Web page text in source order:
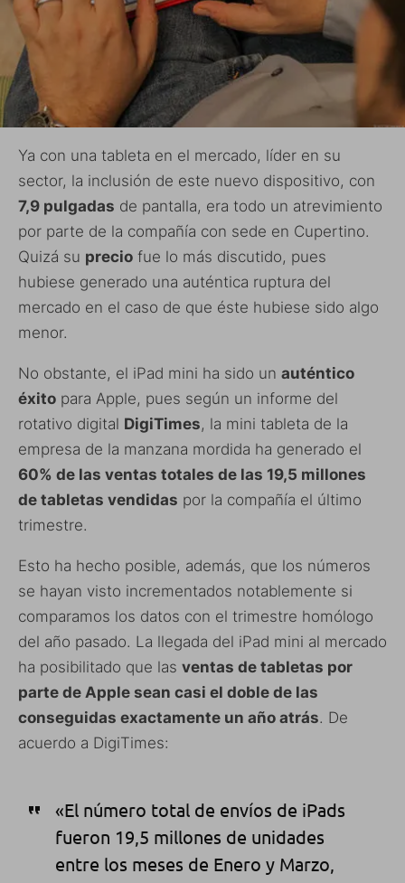
Ya con una tableta en el mercado, líder en su
sector, la inclusión de este nuevo dispositivo, con
7,9 pulgadas de pantalla, era todo un atrevimiento
por parte de la compañía con sede en Cupertino.
Quizá su precio fue lo más discutido, pues
hubiese generado una auténtica ruptura del
mercado en el caso de que éste hubiese sido algo
menor.
No obstante, el iPad mini ha sido un auténtico
éxito para Apple, pues según un informe del
rotativo digital DigiTimes, la mini tableta de la
empresa de la manzana mordida ha generado el
60% de las ventas totales de las 19,5 millones
de tabletas vendidas por la compañía el último
trimestre.
Esto ha hecho posible, además, que los números
se hayan visto incrementados notablemente si
comparamos los datos con el trimestre homólogo
del año pasado. La llegada del iPad mini al mercado
ha posibilitado que las ventas de tabletas por
parte de Apple sean casi el doble de las
conseguidas exactamente un año atrás. De
acuerdo a DigiTimes:
«El número total de envíos de iPads
fueron 19,5 millones de unidades
entre los meses de Enero y Marzo,